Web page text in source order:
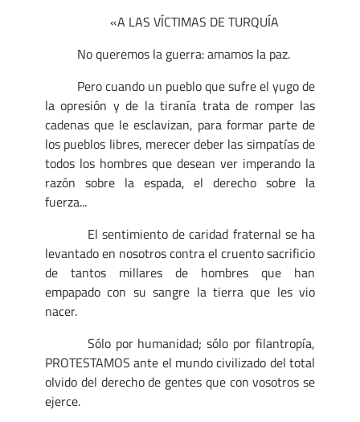
«A LAS VÍCTIMAS DE TURQUÍA
No queremos la guerra: amamos la paz.
Pero cuando un pueblo que sufre el yugo de
la opresión y de la tiranía trata de romper las
cadenas que le esclavizan, para formar parte de
los pueblos libres, merecer deber las simpatías de
todos los hombres que desean ver imperando la
razón sobre la espada, el derecho sobre la
fuerza...
El sentimiento de caridad fraternal se ha
levantado en nosotros contra el cruento sacrificio
de tantos millares de hombres que han
empapado con su sangre la tierra que les vio
nacer.
Sólo por humanidad; sólo por filantropía,
PROTESTAMOS ante el mundo civilizado del total
olvido del derecho de gentes que con vosotros se
ejerce.